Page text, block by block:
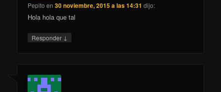
Pepito en30 noviembre, 2015 a las 14:31 dijo:
Hola hola que tal
Responder ↓